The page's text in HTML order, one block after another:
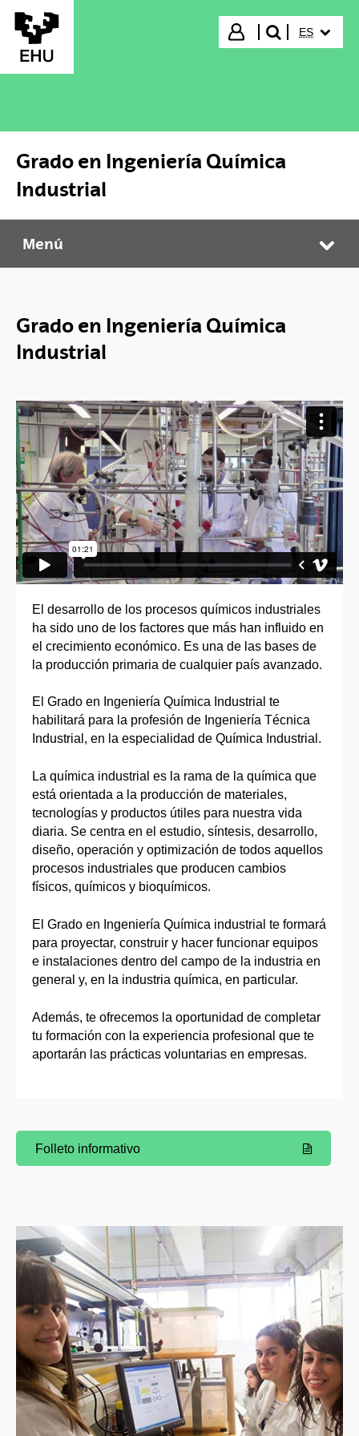
Saltar al contenido principal
Iniciar sesión
buscar"
ES
Grado en Ingeniería Química
Industrial
Grado en Ingeniería Química Industrial
Menú
Grado en Ingeniería Química
Industrial
El desarrollo de los procesos químicos industriales
ha sido uno de los factores que más han influido en
el crecimiento económico. Es una de las bases de
la producción primaria de cualquier país avanzado.
El Grado en Ingeniería Química Industrial te
habilitará para la profesión de Ingeniería Técnica
Industrial, en la especialidad de Química Industrial.
La química industrial es la rama de la química que
está orientada a la producción de materiales,
tecnologías y productos útiles para nuestra vida
diaria. Se centra en el estudio, síntesis, desarrollo,
diseño, operación y optimización de todos aquellos
procesos industriales que producen cambios
físicos, químicos y bioquímicos.
El Grado en Ingeniería Química industrial te formará
para proyectar, construir y hacer funcionar equipos
e instalaciones dentro del campo de la industria en
general y, en la industria química, en particular.
Además, te ofrecemos la oportunidad de completar
tu formación con la experiencia profesional que te
aportarán las prácticas voluntarias en empresas.
(Abre una nueva ventana)
Folleto informativo